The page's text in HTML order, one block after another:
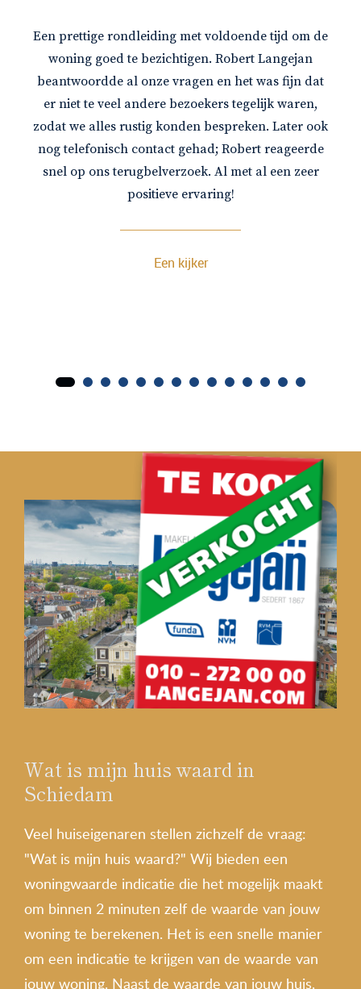
Een prettige rondleiding met voldoende tijd om de
woning goed te bezichtigen. Robert Langejan
beantwoordde al onze vragen en het was fijn dat
er niet te veel andere bezoekers tegelijk waren,
zodat we alles rustig konden bespreken. Later ook
nog telefonisch contact gehad; Robert reageerde
snel op ons terugbelverzoek. Al met al een zeer
positieve ervaring!
Een kijker
Wat is mijn huis waard in
Schiedam
Veel huiseigenaren stellen zichzelf de vraag:
"Wat is mijn huis waard?" Wij bieden een
woningwaarde indicatie die het mogelijk maakt
om binnen 2 minuten zelf de waarde van jouw
woning te berekenen. Het is een snelle manier
om een indicatie te krijgen van de waarde van
jouw woning. Naast de waarde van jouw huis,